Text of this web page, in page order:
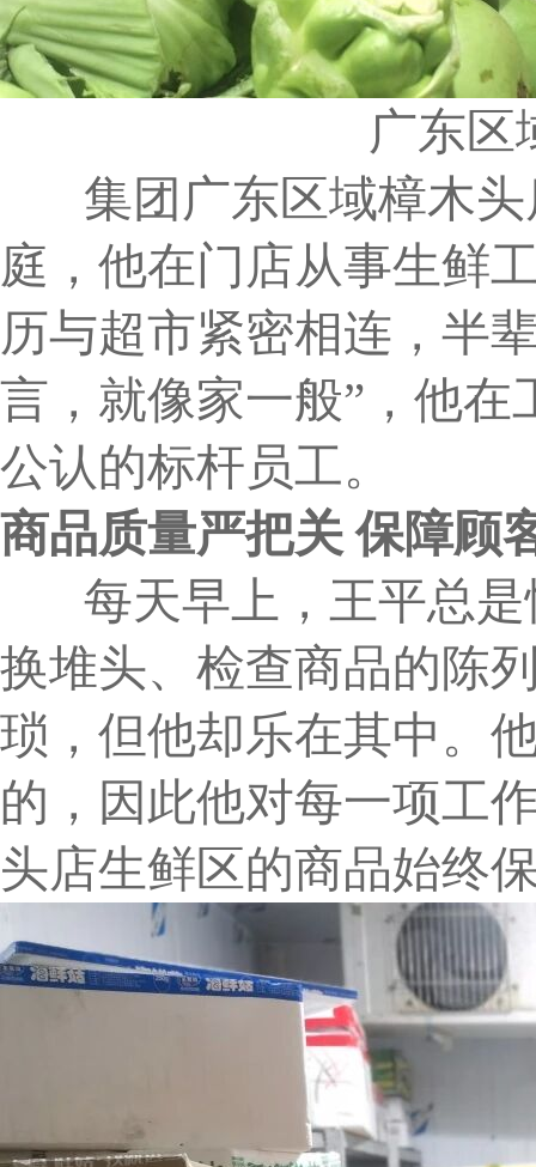
广东区
集团广东区域樟木头
庭，他在门店从事生鲜
历与超市紧密相连，半
言，就像家一般”，他
公认的标杆员工。
商品质量严把关 保障顾
每天早上，王平总是
换堆头、检查商品的陈
琐，但他却乐在其中。
的，因此他对每一项工
头店生鲜区的商品始终